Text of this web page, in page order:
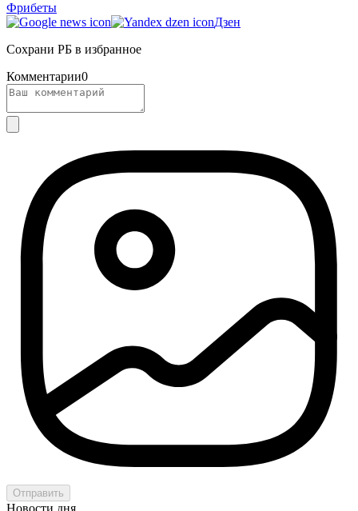
Фрибеты
Дзен
Сохрани РБ в избранное
Комментарии0
Отправить
Новости дня